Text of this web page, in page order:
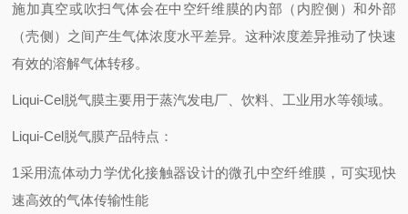
施加真空或吹扫气体会在中空纤维膜的内部（内腔侧）和外部
（壳侧）之间产生气体浓度水平差异。这种浓度差异推动了快速
有效的溶解气体转移。
Liqui-Cel脱气膜主要用于蒸汽发电厂、饮料、工业用水等领域。
Liqui-Cel脱气膜产品特点：
1采用流体动力学优化接触器设计的微孔中空纤维膜，可实现快
速高效的气体传输性能